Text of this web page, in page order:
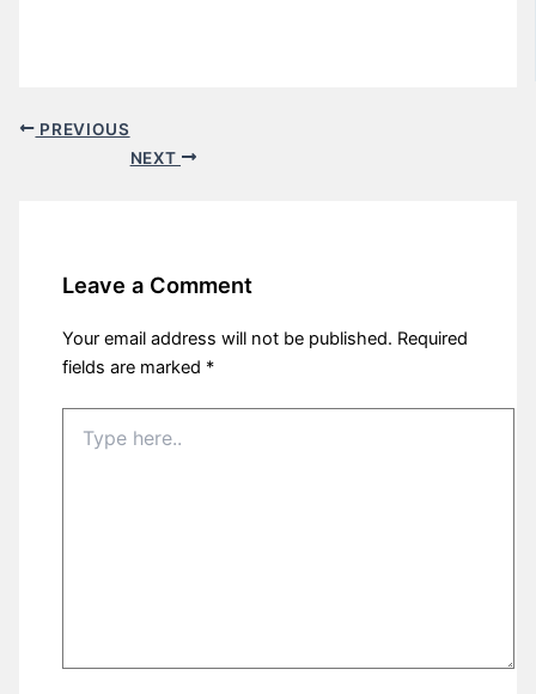
PREVIOUS
NEXT
Leave a Comment
Your email address will not be published. Required
fields are marked *
here..